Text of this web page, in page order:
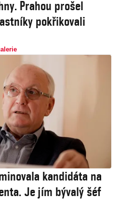
Prahou prošel
pokřikovali
kandidáta na
Je jím bývalý šéf